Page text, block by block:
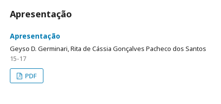
Apresentação
Apresentação
Geyso D. Germinari, Rita de Cássia Gonçalves Pacheco dos Santos
15-17
PDF